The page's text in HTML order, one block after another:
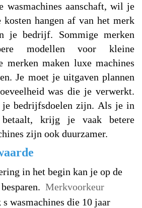
wasmachines aanschaft, wil je
hangen af van het merk
je bedrijf. Sommige merken
modellen voor kleine
merken maken luxe machines
Je moet je uitgaven plannen
was die je verwerkt.
je bedrijfsdoelen zijn. Als je in
krijg je vaak betere
zijn ook duurzamer.
in het begin kan je op de
Merkvoorkeur
s wasmachines die 10 jaar